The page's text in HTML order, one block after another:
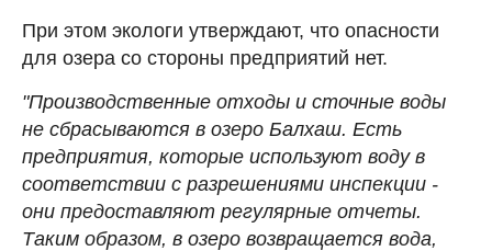
При этом экологи утверждают, что опасности
для озера со стороны предприятий нет.
"Производственные отходы и сточные воды
не сбрасываются в озеро Балхаш. Есть
предприятия, которые используют воду в
соответствии с разрешениями инспекции -
они предоставляют регулярные отчеты.
Таким образом, в озеро возвращается вода,